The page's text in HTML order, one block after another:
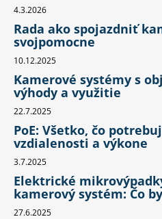
4.3.2026
Rada ako spojazdniť
svojpomocne
10.12.2025
Kamerové systémy s
výhody a využitie
22.7.2025
PoE: Všetko, čo
vzdialenosti a výkone
3.7.2025
Elektrické
kamerový systém: Čo
27.6.2025